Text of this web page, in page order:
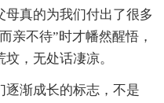
母真的为我们付出了很多
不待”时才幡然醒悟，
，无处话凄凉。
逐渐成长的标志，不是